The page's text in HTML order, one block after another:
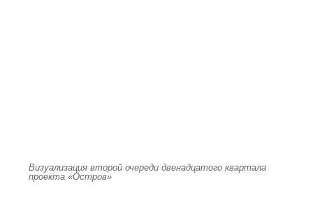
Визуализация второй очереди двенадцатого квартала
проекта «Остров»